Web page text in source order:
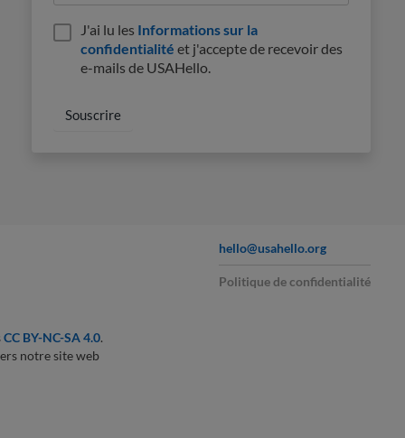
J'ai lu les Informations sur la
confidentialité et j'accepte de recevoir des
e-mails de USAHello.
hello@usahello.org
Politique de confidentialité
CC BY-NC-SA 4.0.
notre site web